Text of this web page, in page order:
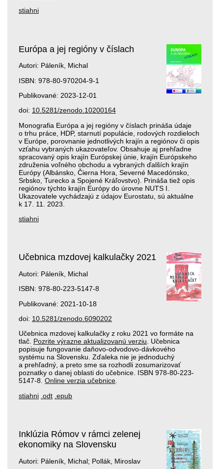
stiahni
Európa a jej regióny v číslach
Autori: Páleník, Michal
ISBN: 978-80-970204-9-1
Publikované: 2023-12-01
doi: 10.5281/zenodo.10200164
Monografia Európa a jej regióny v číslach prináša údaje
o trhu práce, HDP, starnutí populácie, rodových rozdieloch
v Európe, porovnanie jednotlivých krajín a regiónov či opis
vzťahu vybraných ukazovateľov. Obsahuje aj prehľadne
spracovaný opis krajín Európskej únie, krajín Európskeho
združenia voľného obchodu a vybraných ďalších krajín
Európy (Albánsko, Čierna Hora, Severné Macedónsko,
Srbsko, Turecko a Spojené Kráľovstvo). Prináša tiež opis
regiónov týchto krajín Európy do úrovne NUTS I.
Ukazovatele vychádzajú z údajov Eurostatu, sú aktuálne
k 17. 11. 2023.
stiahni
Učebnica mzdovej kalkulačky 2021
Autori: Páleník, Michal
ISBN: 978-80-223-5147-8
Publikované: 2021-10-18
doi: 10.5281/zenodo.6090202
Učebnica mzdovej kalkulačky z roku 2021 vo formáte na
tlač. Pozrite výrazne aktualizovanú verziu. Učebnica
popisuje fungovanie daňovo-odvodovo-dávkového
systému na Slovensku. Zďaleka nie je jednoduchý
a prehľadný, a preto sme sa rozhodli zosumarizovať
poznatky o danej oblasti do učebnice. ISBN 978-80-223-
5147-8. Online verzia učebnice.
stiahni .odt .epub
Inklúzia Rómov v rámci zelenej
ekonomiky na Slovensku
Autori: Páleník, Michal; Pollák, Miroslav